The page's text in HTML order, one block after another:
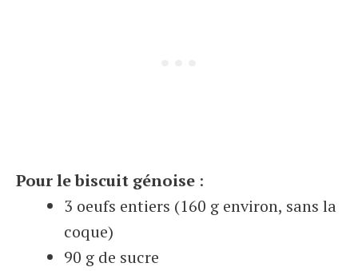
Pour le biscuit génoise :
3 oeufs entiers (160 g environ, sans la
coque)
90 g de sucre